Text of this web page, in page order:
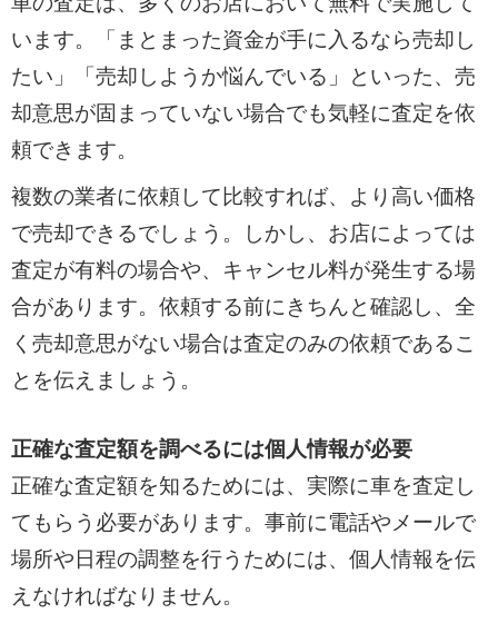
います。「まとまった資金が手に入るなら売却し
たい」「売却しようか悩んでいる」といった、売
却意思が固まっていない場合でも気軽に査定を依
頼できます。
複数の業者に依頼して比較すれば、より高い価格
で売却できるでしょう。しかし、お店によっては
査定が有料の場合や、キャンセル料が発生する場
合があります。依頼する前にきちんと確認し、全
く売却意思がない場合は査定のみの依頼であるこ
とを伝えましょう。
正確な査定額を調べるには個人情報が必要
正確な査定額を知るためには、実際に車を査定し
てもらう必要があります。事前に電話やメールで
場所や日程の調整を行うためには、個人情報を伝
えなければなりません。